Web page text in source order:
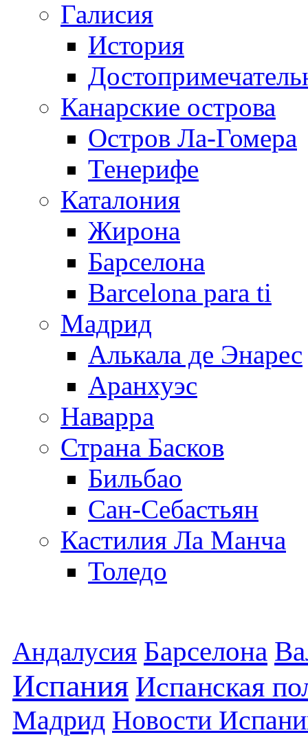
Галисия
История
Канарские острова
Остров Ла-Гомера
Тенерифе
Каталония
Жирона
Барселона
Barcelona para ti
Мадрид
Алькала де Энарес
Аранхуэс
Наварра
Страна Басков
Бильбао
Сан-Себастьян
Кастилия Ла Манча
Толедо
Андалусия Барселона
Испания Испанская
Мадрид Новости